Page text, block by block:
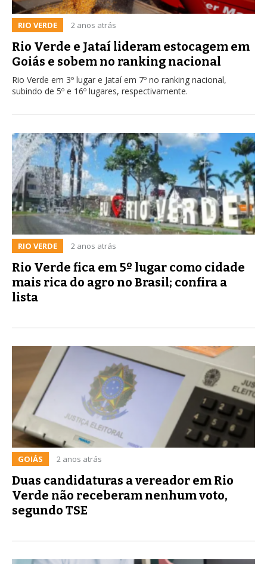
RIO VERDE 2 anos atrás
Rio Verde e Jataí lideram estocagem em
Goiás e sobem no ranking nacional
Rio Verde em 3º lugar e Jataí em 7º no ranking nacional,
subindo de 5º e 16º lugares, respectivamente.
RIO VERDE 2 anos atrás
Rio Verde fica em 5º lugar como cidade
mais rica do agro no Brasil; confira a
lista
GOIÁS 2 anos atrás
Duas candidaturas a vereador em Rio
Verde não receberam nenhum voto,
segundo TSE